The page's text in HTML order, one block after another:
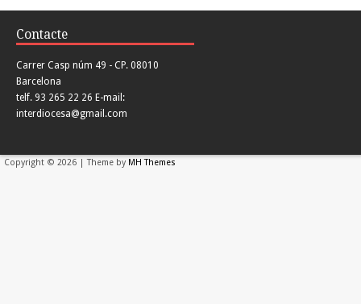
Contacte
Carrer Casp núm 49 - CP. 08010
Barcelona
telf. 93 265 22 26 E-mail:
interdiocesa@gmail.com
Copyright © 2026 | Theme by MH Themes